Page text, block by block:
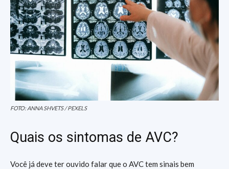
FOTO: ANNA SHVETS / PEXELS
Quais os sintomas de AVC?
Você já deve ter ouvido falar que o AVC tem sinais bem